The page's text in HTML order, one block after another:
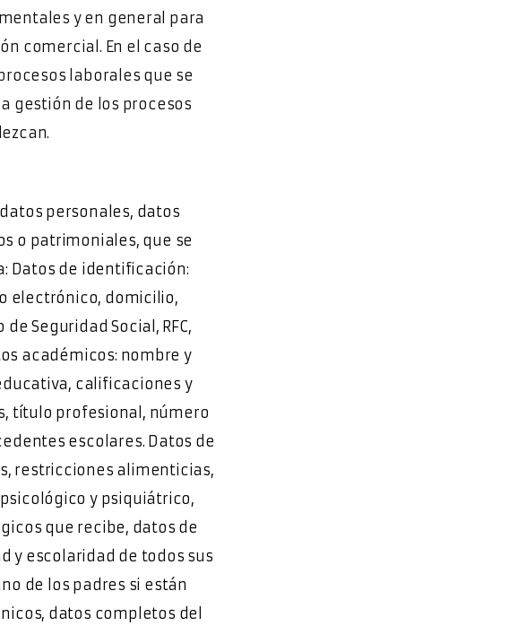
y en general para
comercial. En el caso de
laborales que se
gestión de los procesos
personales, datos
o patrimoniales, que se
Datos de identificación:
electrónico, domicilio,
Seguridad Social, RFC,
académicos: nombre y
calificaciones y
título profesional, número
escolares. Datos de
restricciones alimenticias,
y psiquiátrico,
que recibe, datos de
y escolaridad de todos sus
de los padres si están
datos completos del